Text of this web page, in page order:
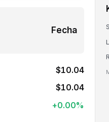
Fecha
$10.04
$10.04
+0.00%